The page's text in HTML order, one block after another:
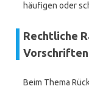
häufigen oder
Rechtliche
Vorschriften
Beim Thema